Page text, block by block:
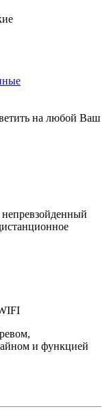
на любой Ваш
и функцией